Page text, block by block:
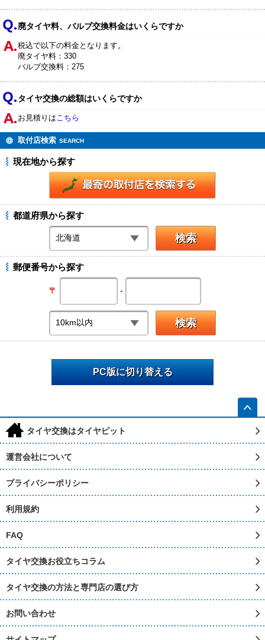
廃タイヤ料、バルブ交換料金はいくらですか
税込で以下の料金となります。
廃タイヤ料：330
バルブ交換料：275
タイヤ交換の総額はいくらですか
お見積りはこちら
取付店検索 SEARCH
現在地から探す
都道府県から探す
郵便番号から探す
〒 -
PC版に切り替える
h タイヤ交換はタイヤピット
運営会社について
プライバシーポリシー
利用規約
FAQ
タイヤ交換お役立ちコラム
タイヤ交換の方法と専門店の選び方
お問い合わせ